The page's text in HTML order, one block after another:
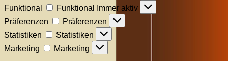
Funktional
Funktional
Immer aktiv
Präferenzen
Präferenzen
Statistiken
Statistiken
Marketing
Marketing